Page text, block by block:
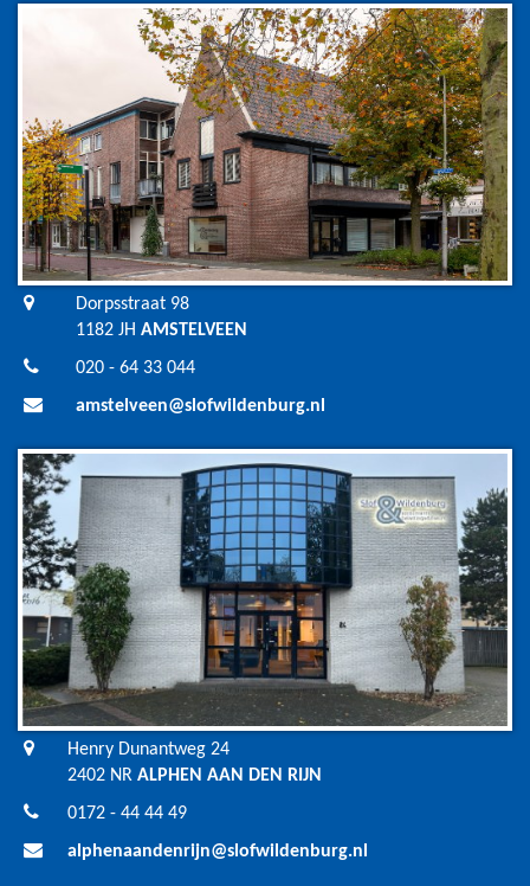
Dorpsstraat 98
1182 JH AMSTELVEEN
020 - 64 33 044
amstelveen@slofwildenburg.nl
Henry Dunantweg 24
2402 NR ALPHEN AAN DEN RIJN
0172 - 44 44 49
alphenaandenrijn@slofwildenburg.nl